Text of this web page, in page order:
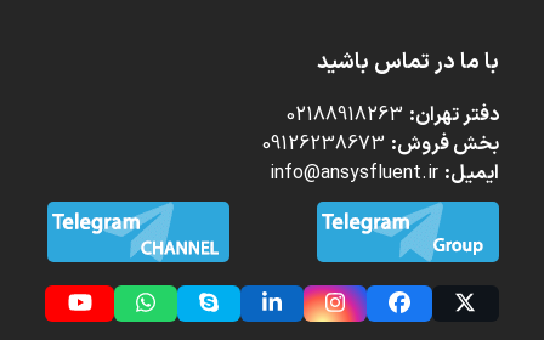
با ما در تماس باشید
دفتر تهران:
بخش فروش:
ایمیل: info@ansysfluent.ir
Twitter
Facebook
Instagram
LinkedIn
Skype
Whatsapp